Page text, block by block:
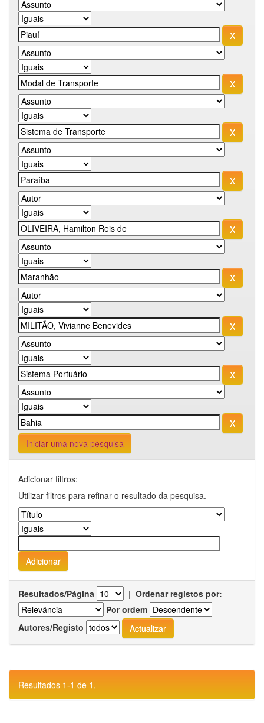
Iniciar uma nova pesquisa
Adicionar filtros:
Utilizar filtros para refinar o resultado da pesquisa.
Resultados/Página | Ordenar registos por:
Por ordem
Autores/Registo
Resultados 1-1 de 1.